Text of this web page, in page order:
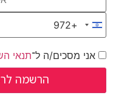
Israel +972
+972
אני מסכים/ה ל־תנאי